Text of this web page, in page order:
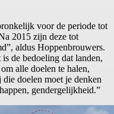
voor de periode tot
2015 zijn deze tot
aldus Hoppenbrouwers.
de bedoeling dat landen,
alle doelen te halen,
doelen moet je denken
gendergelijkheid.”